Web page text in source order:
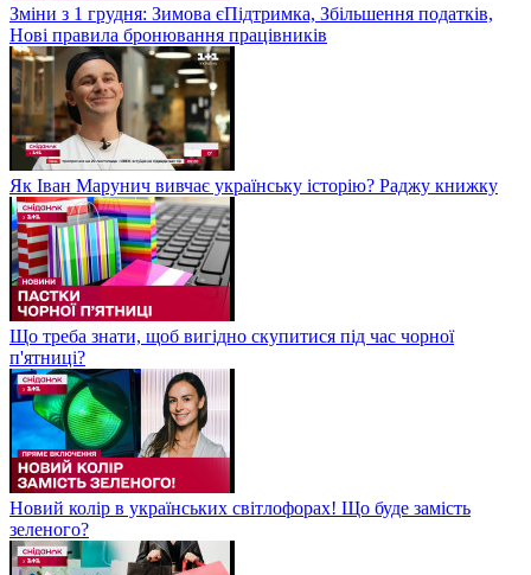
Зміни з 1 грудня: Зимова єПідтримка, Збільшення податків,
Нові правила бронювання працівників
Як Іван Марунич вивчає українську історію? Раджу книжку
Що треба знати, щоб вигідно скупитися під час чорної
п'ятниці?
Новий колір в українських світлофорах! Що буде замість
зеленого?